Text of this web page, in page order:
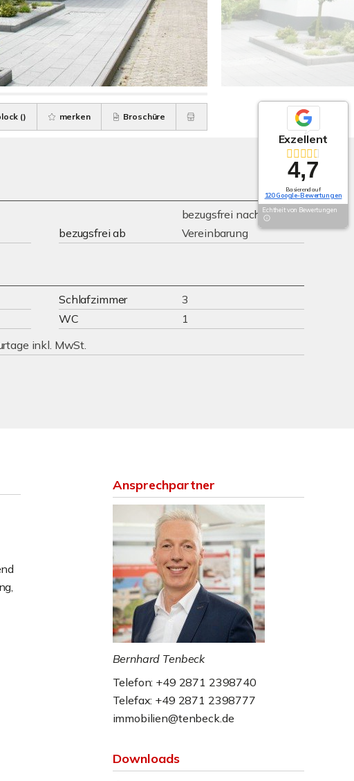
() merken Broschüre
bezugsfrei ab
bezugsfrei nach
Vereinbarung
Schlafzimmer
3
WC
1
inkl. MwSt.
Ansprechpartner
Bernhard Tenbeck
Telefon: +49 2871 2398740
Telefax: +49 2871 2398777
immobilien@tenbeck.de
Downloads
Exzellent
4,7
Basierend auf
120 Google-Bewertungen
Echtheit von Bewertungen